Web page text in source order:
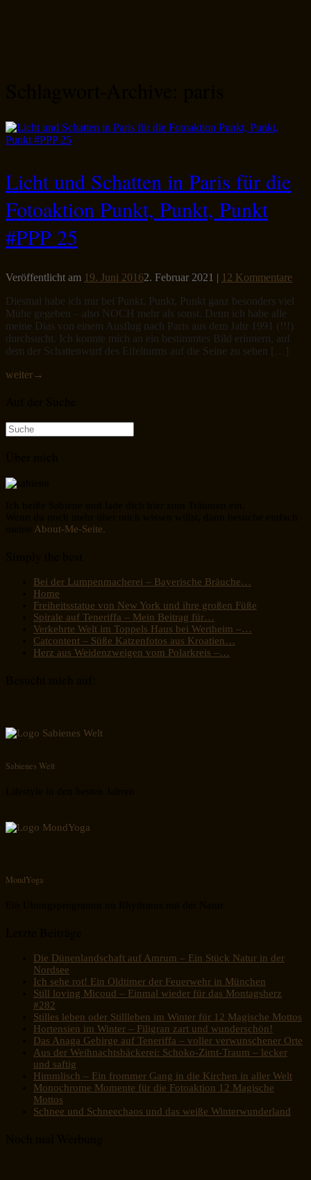
Licht und Schatten in Paris für die
Fotoaktion Punkt, Punkt, Punkt
#PPP 25
Veröffentlicht am 19. Juni 20162. Februar 2021 | 12 Kommentare
Diesmal habe ich mir bei Punkt, Punkt, Punkt ganz besonders viel
Mühe gegeben – also NOCH mehr als sonst. Denn ich habe alle
meine Dias von einem Ausflug nach Paris aus dem Jahr 1991 (!!!)
durchsucht. Ich konnte mich an ein bestimmtes Bild erinnern, auf
dem der Schattenwurf des Eifelturms auf die Seine zu sehen […]
weiter→
Suche
nach:
About-Me-Seite.
Bei der Lumpenmacherei – Bayerische Bräuche…
Home
Freiheitsstatue von New York und ihre großen Füße
Spirale auf Teneriffa – Mein Beitrag für…
Verkehrte Welt im Toppels Haus bei Wertheim –…
Catcontent – Süße Katzenfotos aus Kroatien…
Herz aus Weidenzweigen vom Polarkreis –…
Sabienes Welt
MondYoga
Die Dünenlandschaft auf Amrum – Ein Stück Natur in der
Nordsee
Ich sehe rot! Ein Oldtimer der Feuerwehr in München
Still loving Micoud – Einmal wieder für das Montagsherz
#282
Stilles leben oder Stillleben im Winter für 12 Magische Mottos
Hortensien im Winter – Filigran zart und wunderschön!
Das Anaga Gebirge auf Teneriffa – voller verwunschener Orte
Aus der Weihnachtsbäckerei: Schoko-Zimt-Traum – lecker
und saftig
Himmlisch – Ein frommer Gang in die Kirchen in aller Welt
Monochrome Momente für die Fotoaktion 12 Magische
Mottos
Schnee und Schneechaos und das weiße Winterwunderland